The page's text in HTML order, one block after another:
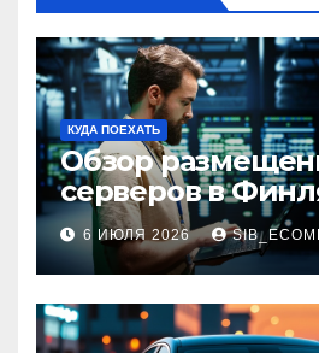
КУДА ПОЕХАТЬ
Обзор
серверов в
6 ИЮЛЯ 2026